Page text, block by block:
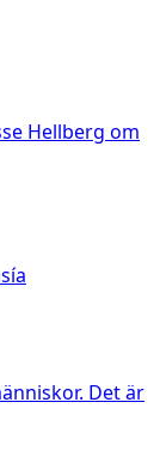
Hellberg om
Det är